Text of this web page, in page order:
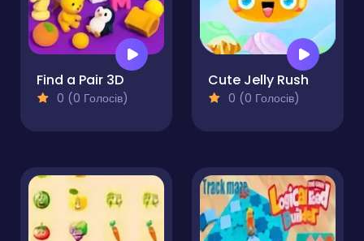
Find a Pair 3D
0 (0 Голосів)
Cute Jelly Rush
0 (0 Голосів)